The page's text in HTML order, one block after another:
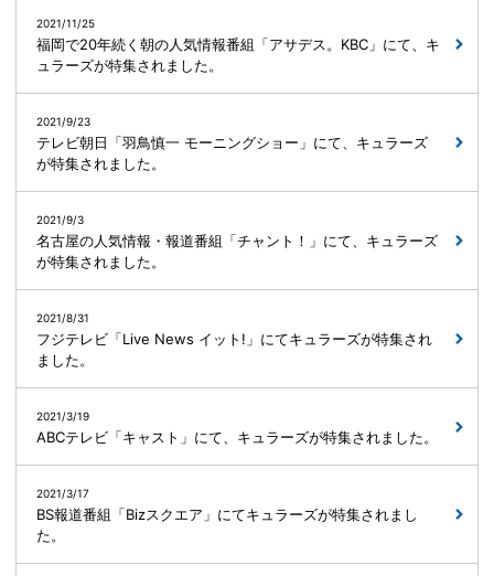
2021/11/25
福岡で20年続く朝の人気情報番組「アサデス。KBC」にて、キ
ュラーズが特集されました。
2021/9/23
テレビ朝日「羽鳥慎一 モーニングショー」にて、キュラーズ
が特集されました。
2021/9/3
名古屋の人気情報・報道番組「チャント！」にて、キュラーズ
が特集されました。
2021/8/31
フジテレビ「Live News イット!」にてキュラーズが特集され
ました。
2021/3/19
ABCテレビ「キャスト」にて、キュラーズが特集されました。
2021/3/17
BS報道番組「Bizスクエア」にてキュラーズが特集されまし
た。